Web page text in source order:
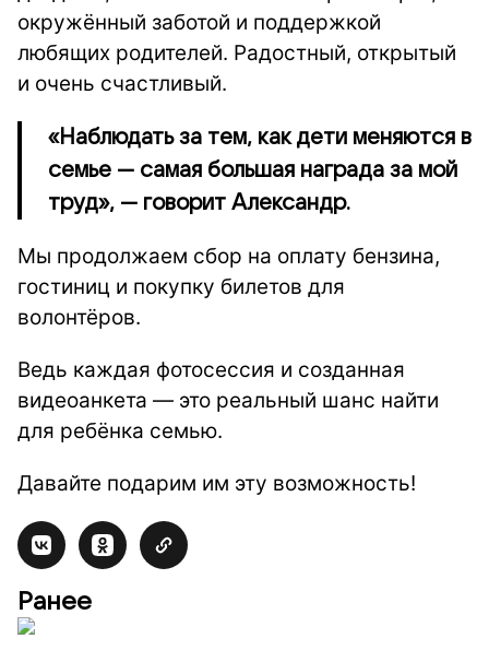
окружённый заботой и поддержкой
любящих родителей. Радостный, открытый
и очень счастливый.
«Наблюдать за тем, как дети меняются в
семье — самая большая награда за мой
труд», — говорит Александр.
Мы продолжаем сбор на оплату бензина,
гостиниц и покупку билетов для
волонтёров.
Ведь каждая фотосессия и созданная
видеоанкета — это реальный шанс найти
для ребёнка семью.
Давайте подарим им эту возможность!
Ранее